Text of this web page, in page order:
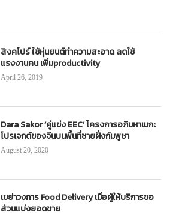
สิงคโปร์ ใช้หุ่นยนต์ทำความสะอาด ลดใช้
แรงงานคน เพิ่มproductivity
April 26, 2019
Dara Sakor ‘คู่แข่ง EEC’ โครงการอภิมหาเมกะ
โปรเจกต์ของจีนบนพื้นที่ชายฝั่งกัมพูชา
August 20, 2020
เขย่าวงการ Food Delivery เมื่อผู้ให้บริการขอ
ส่วนแบ่งยอดขาย